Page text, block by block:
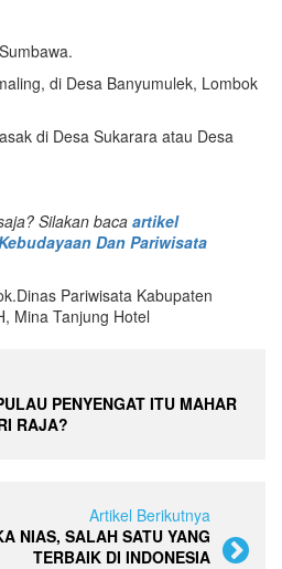
di Desa Banyumulek, Lombok
di Desa Sukarara atau Desa
Silakan baca artikel
Dan Pariwisata
Pariwisata Kabupaten
Mina Tanjung Hotel
PENYENGAT ITU MAHAR
RAJA?
Artikel Berikutnya
NIAS, SALAH SATU YANG
TERBAIK DI INDONESIA